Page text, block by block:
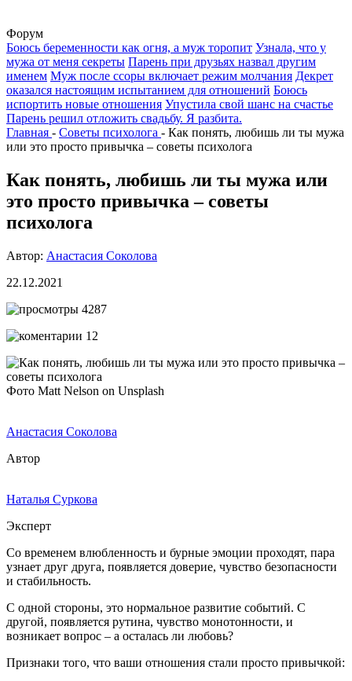
Форум
Боюсь беременности как огня, а муж торопит Узнала, что у
мужа от меня секреты Парень при друзьях назвал другим
именем Муж после ссоры включает режим молчания Декрет
оказался настоящим испытанием для отношений Боюсь
испортить новые отношения Упустила свой шанс на счастье
Парень решил отложить свадьбу. Я разбита.
Главная - Советы психолога - Как понять, любишь ли ты мужа
или это просто привычка – советы психолога
Как понять, любишь ли ты мужа или
это просто привычка – советы
психолога
Автор: Анастасия Соколова
22.12.2021
4287
12
Фото Matt Nelson on Unsplash
Анастасия Соколова
Автор
Наталья Суркова
Эксперт
Со временем влюбленность и бурные эмоции проходят, пара
узнает друг друга, появляется доверие, чувство безопасности
и стабильность.
С одной стороны, это нормальное развитие событий. С
другой, появляется рутина, чувство монотонности, и
возникает вопрос – а осталась ли любовь?
Признаки того, что ваши отношения стали просто привычкой: